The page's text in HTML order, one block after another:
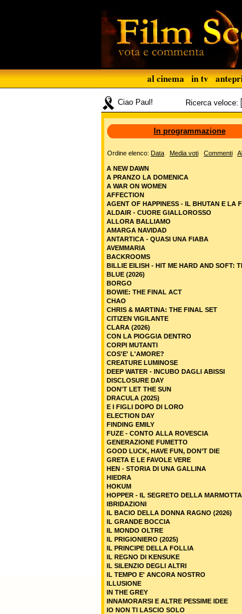
al cinema in tv
Ciao Paul! Ricerca veloce:
In programmazione
Ordine elenco: Data Media voti Commenti
A NEW DAWN
A PRANZO LA DOMENICA
A WAR ON WOMEN
AFFECTION
AGENT OF HAPPINESS - IL BHUTAN E LA
ALDAIR - CUORE GIALLOROSSO
ALLORA BALLIAMO
AMARGA NAVIDAD
ANTARTICA - QUASI UNA FIABA
AVEMMARIA
BACKROOMS
BILLIE EILISH - HIT ME HARD AND SOFT:
BLUE (2026)
BORGO
BOWIE: THE FINAL ACT
CHAO
CHRIS & MARTINA: THE FINAL SET
CITIZEN VIGILANTE
CLARA (2026)
CON LA PIOGGIA DENTRO
CORPI MUTANTI
COS'E' L'AMORE?
CREATURE LUMINOSE
DEEP WATER - INCUBO DAGLI ABISSI
DISCLOSURE DAY
DON'T LET THE SUN
DRACULA (2025)
E I FIGLI DOPO DI LORO
ELECTION DAY
FINDING EMILY
FUZE - CONTO ALLA ROVESCIA
GENERAZIONE FUMETTO
GOOD LUCK, HAVE FUN, DON’T DIE
GRETA E LE FAVOLE VERE
HEN - STORIA DI UNA GALLINA
HIEDRA
HOKUM
HOPPER - IL SEGRETO DELLA MARMOTTA
IBRIDAZIONI
IL BACIO DELLA DONNA RAGNO (2026)
IL GRANDE BOCCIA
IL MONDO OLTRE
IL PRIGIONIERO (2025)
IL PRINCIPE DELLA FOLLIA
IL REGNO DI KENSUKE
IL SILENZIO DEGLI ALTRI
IL TEMPO E' ANCORA NOSTRO
ILLUSIONE
IN THE GREY
INNAMORARSI E ALTRE PESSIME IDEE
IO NON TI LASCIO SOLO